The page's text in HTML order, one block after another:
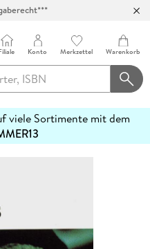
Konto Merkzettel Warenkorb
viele Sortimente mit dem